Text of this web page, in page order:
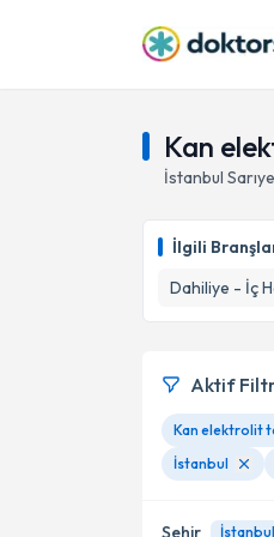
Kan
İstanbul
İlgili
Dahiliye - İç
Aktif
Kan elektrolit
İstanbul
Şehir İstanbul